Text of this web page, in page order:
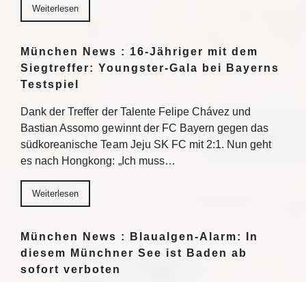
Weiterlesen
München News : 16-Jähriger mit dem
Siegtreffer: Youngster-Gala bei Bayerns
Testspiel
Dank der Treffer der Talente Felipe Chávez und
Bastian Assomo gewinnt der FC Bayern gegen das
südkoreanische Team Jeju SK FC mit 2:1. Nun geht
es nach Hongkong: „Ich muss…
Weiterlesen
München News : Blaualgen-Alarm: In
diesem Münchner See ist Baden ab
sofort verboten